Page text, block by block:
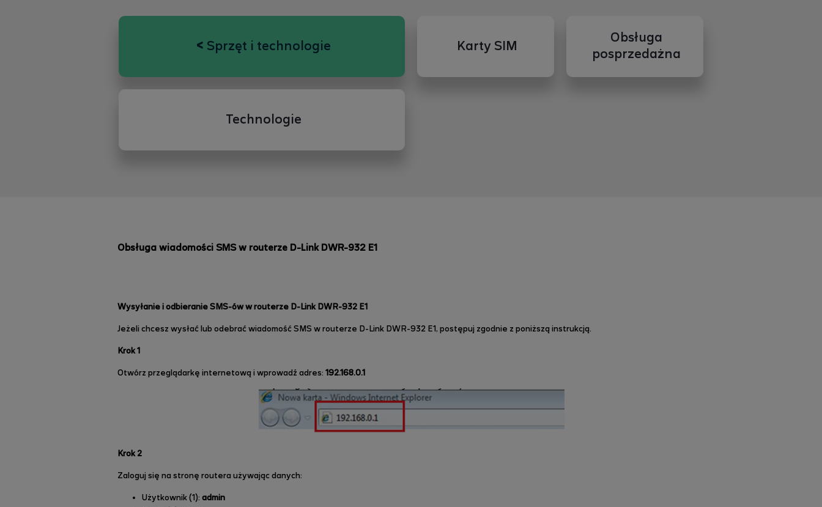
< Sprzęt i technologie Karty SIM
Obsługa
posprzedażna
Technologie
Obsługa wiadomości SMS w routerze D-Link DWR-932 E1
Wysyłanie i odbieranie SMS-ów w routerze D-Link DWR-932 E1
Jeżeli chcesz wysłać lub odebrać wiadomość SMS w routerze D-Link DWR-932 E1, postępuj zgodnie z poniższą instrukcją.
Krok 1
Otwórz przeglądarkę internetową i wprowadź adres: 192.168.0.1
Krok 2
Zaloguj się na stronę routera używając danych:
Użytkownik (1): admin